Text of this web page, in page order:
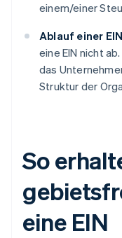
einem/einer
Ablauf einer
eine EIN nicht
das
Struktur der
So
eine EIN